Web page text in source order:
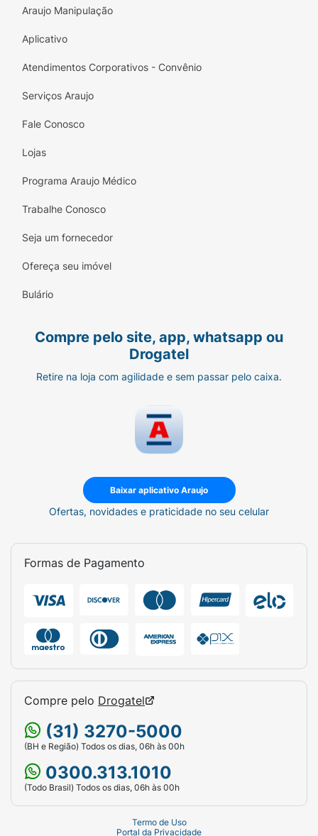
Araujo Manipulação
Aplicativo
Atendimentos Corporativos - Convênio
Serviços Araujo
Fale Conosco
Lojas
Programa Araujo Médico
Trabalhe Conosco
Seja um fornecedor
Ofereça seu imóvel
Bulário
Compre pelo site, app, whatsapp ou
Drogatel
Retire na loja com agilidade e sem passar pelo caixa.
Baixar aplicativo Araujo
Ofertas, novidades e praticidade no seu celular
Formas de Pagamento
Compre pelo Drogatel
(31) 3270-5000
(BH e Região) Todos os dias, 06h às 00h
0300.313.1010
(Todo Brasil) Todos os dias, 06h às 00h
Termo de Uso
Portal da Privacidade